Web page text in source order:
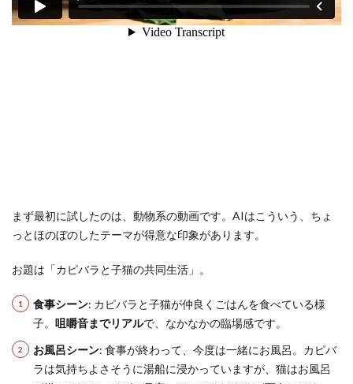
まず最初に試したのは、動物系の動画です。AIはこういう、ちょ
っとほのぼのしたテーマが得意な印象があります。
お題は「カピバラと子猫の共同生活」。
食事シーン: カピバラと子猫が仲良くごはんを食べている様
子。 咀嚼音までリアルで、なかなかの臨場感です。
お風呂シーン: 食事が終わって、今度は一緒にお風呂。カピバ
ラは気持ちよさそうに湯船に浸かっていますが、猫はお風呂